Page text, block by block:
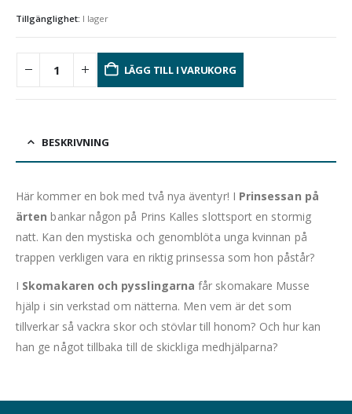
Tillgänglighet: I lager
LÄGG TILL I VARUKORG
BESKRIVNING
Här kommer en bok med två nya äventyr! I Prinsessan på
ärten bankar någon på Prins Kalles slottsport en stormig
natt. Kan den mystiska och genomblöta unga kvinnan på
trappen verkligen vara en riktig prinsessa som hon påstår?
I Skomakaren och pysslingarna får skomakare Musse
hjälp i sin verkstad om nätterna. Men vem är det som
tillverkar så vackra skor och stövlar till honom? Och hur kan
han ge något tillbaka till de skickliga medhjälparna?